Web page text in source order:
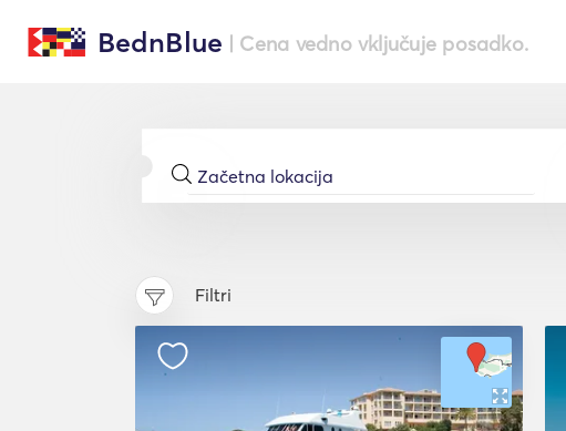
BednBlue | Cena vedno vključuje posadko.
Filtri